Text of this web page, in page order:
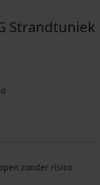
Strandtuniek
zonder risico